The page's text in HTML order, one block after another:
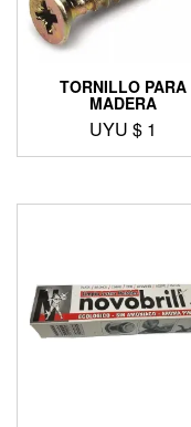
TORNILLO PARA
MADERA
UYU $ 1